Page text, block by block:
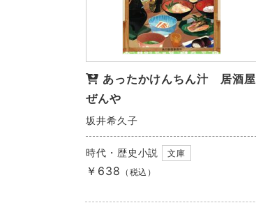
あったかけんちん汁 居酒屋
ぜんや
坂井希久子
時代・歴史小説 文庫
￥638 （税込）